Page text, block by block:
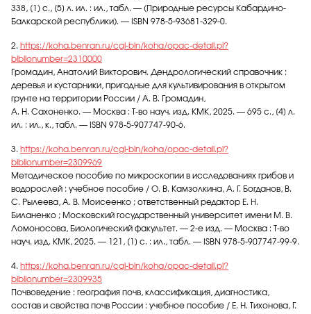
338, [1] с., [5] л. ил. : ил., табл. — (Природные ресурсы Кабардино-
Балкарской республики). — ISBN 978-5-93681-329-0.
2. https://koha.benran.ru/cgi-bin/koha/opac-detail.pl?
biblionumber=2310000
Громадин, Анатолий Викторович. Дендрологический справочник :
деревья и кустарники, пригодные для культивирования в открытом
грунте на территории России / А. В. Громадин,
А. Н. Сахоненко. — Москва : Т-во науч. изд. КМК, 2025. — 695 с., [4] л.
ил. : ил., к., табл. — ISBN 978-5-907747-90-6.
3. https://koha.benran.ru/cgi-bin/koha/opac-detail.pl?
biblionumber=2309969
Методическое пособие по микроскопии в исследованиях грибов и
водорослей : учебное пособие / О. В. Камзолкина, А. Г. Богданов, В.
С. Рылеева, А. В. Моисеенко ; ответственный редактор Е. Н.
Биланенко ; Московский государственный университет имени М. В.
Ломоносова, Биологический факультет. — 2-е изд. — Москва : Т-во
науч. изд. КМК, 2025. — 121, [1] с. : ил., табл. — ISBN 978-5-907747-99-9.
4. https://koha.benran.ru/cgi-bin/koha/opac-detail.pl?
biblionumber=2309935
Почвоведение : география почв, классификация, диагностика,
состав и свойства почв России : учебное пособие / Е. Н. Тихонова, Г.